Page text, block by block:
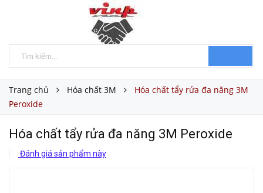
Trang chủ Hóa chất 3M
Hóa chất tẩy rửa đa năng 3M
Peroxide
Hóa chất tẩy rửa đa năng 3M Peroxide
Đánh giá sản phẩm này